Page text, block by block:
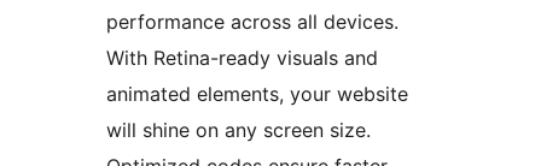
performance across all devices.
With Retina-ready visuals and
animated elements, your website
will shine on any screen size.